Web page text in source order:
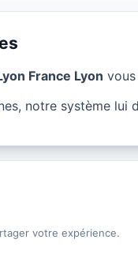
France Lyon
notre système lui
votre expérience.